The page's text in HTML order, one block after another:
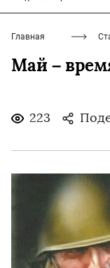
Главная
Май –
223